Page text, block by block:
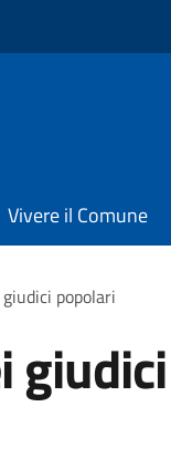
Vivere il Comune
popolari